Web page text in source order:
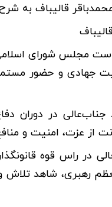
قالیباف به
مجلس شورای
جهادی و حضور
جناب‌عالی در
عزت، امنیت و منافع
در راس قوه
رهبری، شاهد